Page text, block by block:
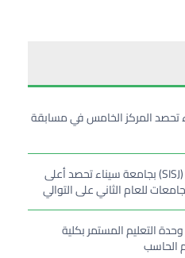
تحصد المركز الخامس في مسابقة
مجلة سيناء الدولية العلمية (SISJ) بجامعة سيناء تحصد أعلى
للعام الثاني على التوالي
التعليم المستمر بكلية
الحاسب